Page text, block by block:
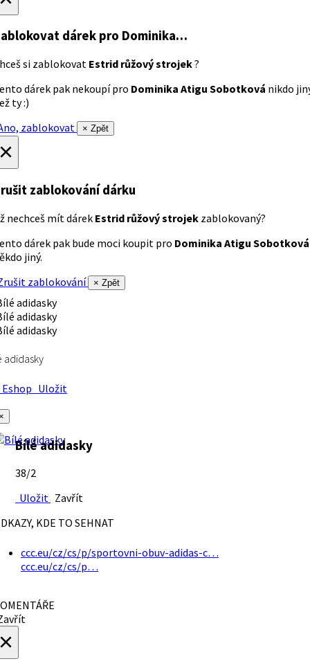
dárek pro Dominika…
si zablokovat Estrid růžový strojek?
dárek pak nekoupí pro Dominika Atigu Sobotková nikdo
ty :)
zablokovat
× Zpět
zablokování dárku
nechceš mít dárek Estrid růžový strojek zablokovaný?
dárek pak bude moci koupit pro Dominika Atigu Sobotková
jiný.
zablokování
× Zpět
adidasky
Uložit
Bílé adidasky
38/2
Uložit Zavřít
KDE TO SEHNAT
ccc.eu/cz/cs/p/sportovni-obuv-adidas-c…
ccc.eu/cz/cs/p…